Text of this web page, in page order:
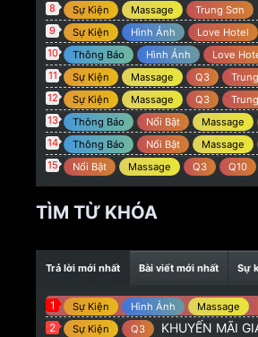
@ orionvt15:alo 8/2/26
@ Trọng Hiếu:Tokio q3 có khuyên
8 Sự Kiện Massage Trung Sơn
9 Sự Kiện Hình Ảnh Love Hotel
10 Thông Báo Hình Ảnh Love
11 Sự Kiện Massage Q3
12 Sự Kiện Massage Q3
13 Thông Báo Nổi Bật Massage
14 Thông Báo Nổi Bật Massage
15
Nổi Bật Massage Q3 Q10
TÌM TỪ KHÓA
Trả lời mới nhất Bài viết mới nhất Sự
1 Sự Kiện Hình Ảnh Massage
2 Sự Kiện Q3 KHUYẾN MÃI